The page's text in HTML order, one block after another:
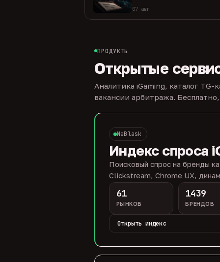
07 авг
ПРОДУКТЫ
Открытые
Аналитика iGaming, каталог
вакансии арбитража.
NeBlask
Индекс спроса
Поисковый спрос на бренды
Clickstream, Chrome UX,
61
РЫНКОВ
1439
БРЕНДОВ
Открыть индекс